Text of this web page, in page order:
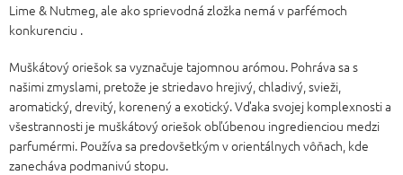
Lime & Nutmeg, ale ako sprievodná zložka nemá v parfémoch
konkurenciu .
Muškátový oriešok sa vyznačuje tajomnou arómou. Pohráva sa s
našimi zmyslami, pretože je striedavo hrejivý, chladivý, svieži,
aromatický, drevitý, korenený a exotický. Vďaka svojej komplexnosti a
všestrannosti je muškátový oriešok obľúbenou ingredienciou medzi
parfumérmi. Používa sa predovšetkým v orientálnych vôňach, kde
zanecháva podmanivú stopu.